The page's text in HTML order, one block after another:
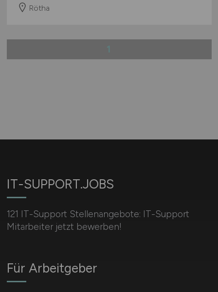
Rötha
IT-SUPPORT.JOBS
121 IT-Support Stellenangebote: IT-Support
Mitarbeiter jetzt bewerben!
Für Arbeitgeber